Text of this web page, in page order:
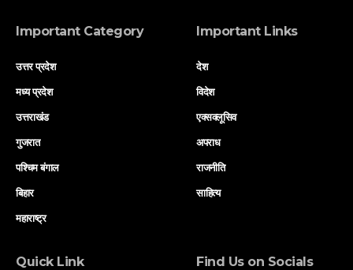
Important Category
उत्तर प्रदेश
मध्य प्रदेश
उत्तराखंड
गुजरात
पश्चिम बंगाल
बिहार
महाराष्ट्र
Important Links
देश
विदेश
एक्सक्लूसिव
अपराध
राजनीति
साहित्य
Quick Link Find Us on Socials